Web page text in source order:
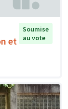
et
Soumise
au vote